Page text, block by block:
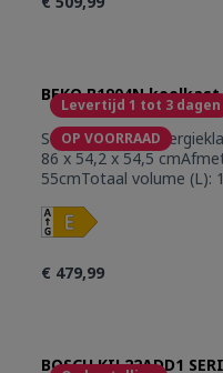
voetjesIngebouwde
energieverbruik (kWu):
99.7Gewicht (Kg): 27
Levertijd 1 tot 3 dagen
OP VOORRAAD
BEKO B1904N
86 x 54,2 x 54,5
55cmTotaal volume (L):
2Deurvakken:
deurMeubelbevestiging:
voetjesIngebouwde
energieverbruik (kWu):
€ 479,99
BOSCH KIL22ADD1